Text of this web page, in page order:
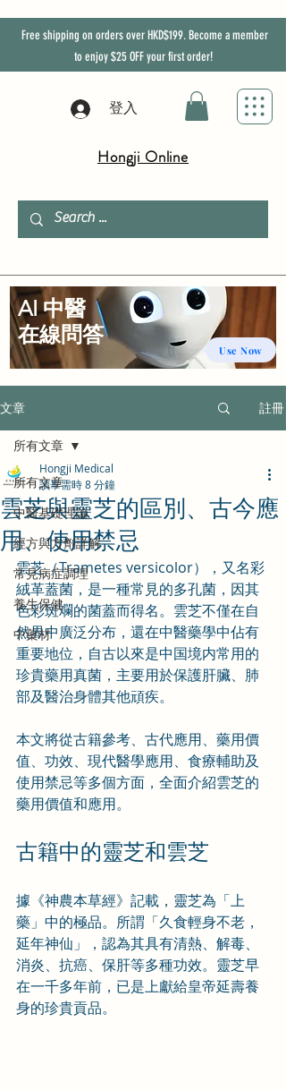
Free shipping on orders over HKD$199. Become a member
to enjoy$25 OFFyour first order!
登入
Hongji Online
文章 註冊
所有文章
中醫基礎理論
經方與方劑詳解
常見病症調理
養生保健
中藥材
所有文章
雲芝與靈芝的區別、古今應
用、使用禁忌
Hongji Medical
讀畢需時 8 分鐘
雲芝（Trametes versicolor），又名彩
絨革蓋菌，是一種常見的多孔菌，因其
色彩斑斕的菌蓋而得名。雲芝不僅在自
然界中廣泛分布，還在中醫藥學中佔有
重要地位，自古以來是中国境内常用的
珍貴藥用真菌，主要用於保護肝臟、肺
部及醫治身體其他頑疾。
本文將從古籍參考、古代應用、藥用價
值、功效、現代醫學應用、食療輔助及
使用禁忌等多個方面，全面介紹雲芝的
藥用價值和應用。
古籍中的靈芝和雲芝
據《神農本草經》記載，靈芝為「上
藥」中的極品。所謂「久食輕身不老，
延年神仙」，認為其具有清熱、解毒、
消炎、抗癌、保肝等多種功效。靈芝早
在一千多年前，已是上獻給皇帝延壽養
身的珍貴貢品。
Use Now
AI 中醫
​在線問答